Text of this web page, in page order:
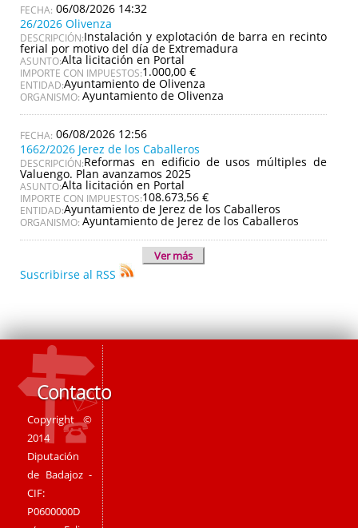
06/08/2026 14:32
26/2026 Olivenza
DESCRIPCIÓN:Instalación y explotación de barra en recinto
ferial por motivo del día de Extremadura
ASUNTO:Alta licitación en Portal
IMPORTE CON IMPUESTOS:1.000,00 €
ENTIDAD:Ayuntamiento de Olivenza
ORGANISMO: Ayuntamiento de Olivenza
06/08/2026 12:56
1662/2026 Jerez de los Caballeros
DESCRIPCIÓN:Reformas en edificio de usos múltiples de
Valuengo. Plan avanzamos 2025
ASUNTO:Alta licitación en Portal
IMPORTE CON IMPUESTOS:108.673,56 €
ENTIDAD:Ayuntamiento de Jerez de los Caballeros
ORGANISMO: Ayuntamiento de Jerez de los Caballeros
Ver más
Suscribirse al RSS
Contacto
Copyright ©
2014
Diputación
de Badajoz -
CIF:
P0600000D